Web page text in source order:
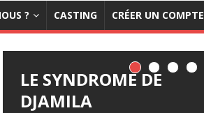
? CASTING CRÉER UN COMPTE
LE SYNDROME DE
DJAMILA